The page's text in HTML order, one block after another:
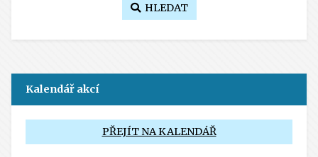
HLEDAT
Kalendář akcí
PŘEJÍT NA KALENDÁŘ